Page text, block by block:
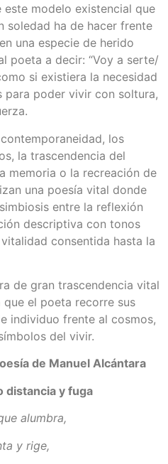
este modelo existencial que
soledad ha de hacer frente
una especie de herido
poeta a decir: “Voy a serte/
si existiera la necesidad
para poder vivir con soltura,
los
la trascendencia del
memoria o la recreación de
una poesía vital donde
entre la reflexión
descriptiva con tonos
consentida hasta la
gran trascendencia vital
el poeta recorre sus
individuo frente al cosmos,
del vivir.
de Manuel Alcántara
distancia y fuga
alumbra,
y rige,